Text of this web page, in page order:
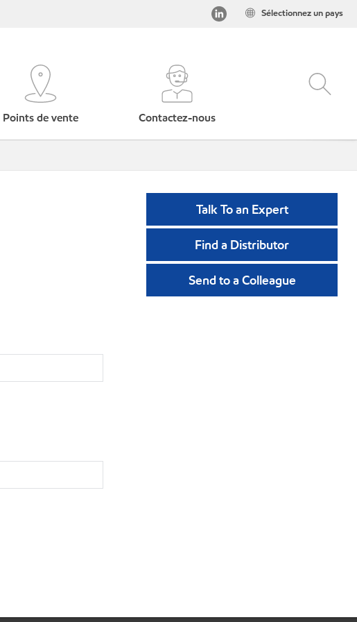
Sélectionnez un pays
Points de vente Contactez-nous
Talk To an Expert
Find a Distributor
Send to a Colleague